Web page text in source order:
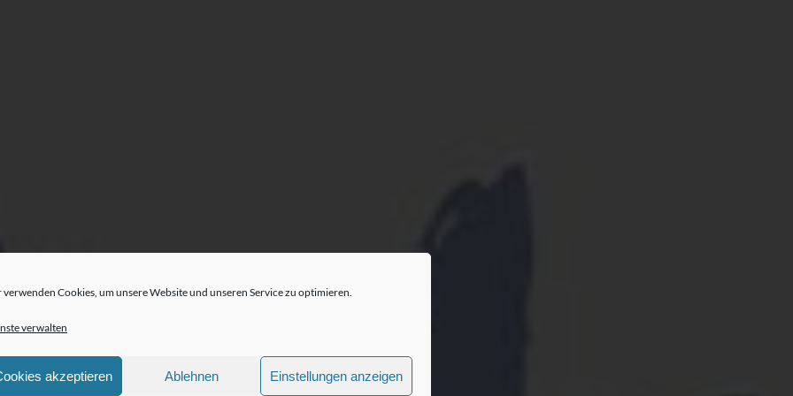
verwenden Cookies, um unsere Website und unseren Service zu optimieren.
verwalten
akzeptieren Ablehnen Einstellungen anzeigen